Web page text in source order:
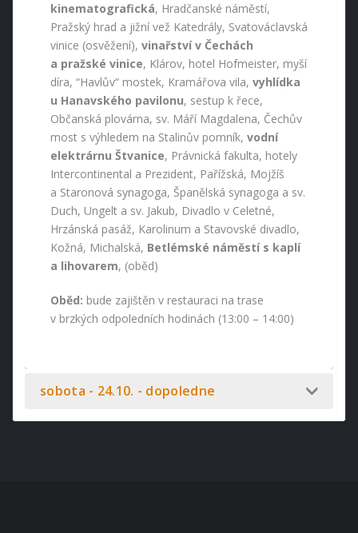
kinematografická, Hradčanské náměstí,
Pražský hrad a jižní vež Katedrály, Svatováclavská
vinice (osvěžení), vinařství v Čechách
a pražské vinice, Klárov, hotel Hofmeister, myší
díra, “Havlův“ mostek, Kramářova vila, vyhlídka
u Hanavského pavilonu, sestup k řece,
Občanská plovárna, sv. Máří Magdalena, Čechův
most s výhledem na Stalinův pomník, vodní
elektrárnu Štvanice, Právnická fakulta, hotely
Intercontinental a Prezident, Pařížská, Mojžíš
a Staronová synagoga, Španělská synagoga a sv.
Duch, Ungelt a sv. Jakub, Divadlo v Celetné,
Hrzánská pasáž, Karolinum a Stavovské divadlo,
Kožná, Michalská, Betlémské náměstí s kaplí
a lihovarem, (oběd)
Oběd: bude zajištěn v restauraci na trase
v brzkých odpoledních hodinách (13:00 – 14:00)
sobota - 24.10. - dopoledne